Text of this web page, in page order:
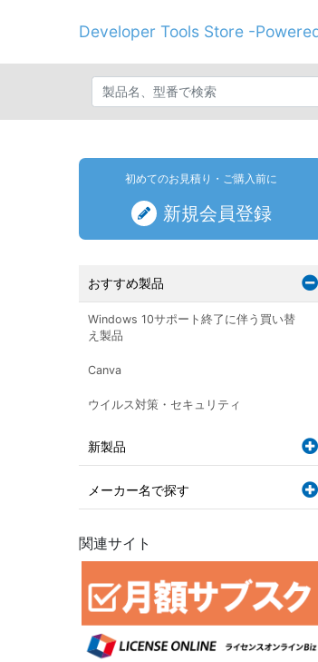
Developer Tools Store -
初めてのお見積り・ご購入前に
新規会員登録
おすすめ製品
Windows 10サポート終了に伴う買い替
え製品
Canva
ウイルス対策・セキュリティ
新製品
メーカー名で探す
関連サイト